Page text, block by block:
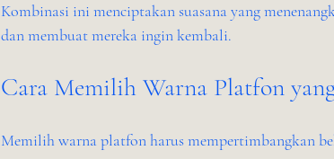
Kombinasi ini menciptakan suasana yang
dan membuat mereka ingin kembali.
Cara Memilih Warna Platfon
Memilih warna platfon harus mempertimbangkan